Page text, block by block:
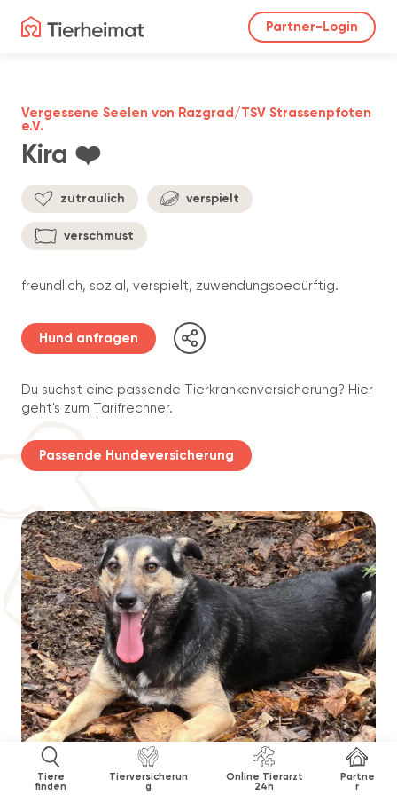
Partner-Login
Tiere
finden
Tierversicherun
g
Online Tierarzt
24h
Partne
r
Kira ❤️
Vergessene Seelen von Razgrad/TSV Strassenpfoten
e.V.
zutraulich verspielt
verschmust
freundlich, sozial, verspielt, zuwendungsbedürftig.
Hund anfragen
Du suchst eine passende Tierkrankenversicherung? Hier
geht's zum Tarifrechner.
Passende Hundeversicherung